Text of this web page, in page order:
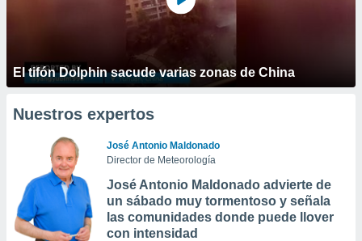
El tifón Dolphin sacude varias zonas de China
Nuestros expertos
José Antonio Maldonado
Director de Meteorología
José Antonio Maldonado advierte de
un sábado muy tormentoso y señala
las comunidades donde puede llover
con intensidad